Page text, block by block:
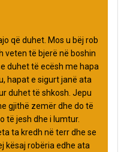
që duhet. Mos u bëj rob
veten të bjerë në boshin
duhet të ecësh me hapa
hapat e sigurt janë ata
duhet të shkosh. Jepu
gjithë zemër dhe do të
të jesh dhe i lumtur.
ta kredh në terr dhe se
kësaj robëria edhe ata